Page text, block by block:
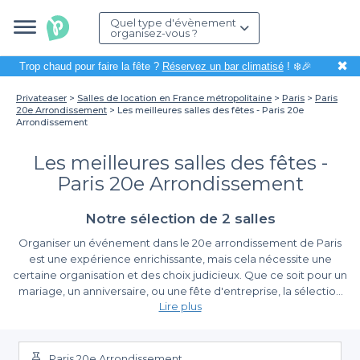
Quel type d'évènement
organisez-vous ?
Trop chaud pour faire la fête ? Réservez un bar climatisé! ❄️🎉 ✖
Privateaser Salles de location en France métropolitaine Paris
Paris
20e Arrondissement
Les meilleures salles des fêtes - Paris 20e
Arrondissement
Les meilleures salles des fêtes -
Paris 20e Arrondissement
Notre sélection de 2 salles
Organiser un événement dans le 20e arrondissement de Paris
est une expérience enrichissante, mais cela nécessite une
certaine organisation et des choix judicieux. Que ce soit pour un
mariage, un anniversaire, ou une fête d'entreprise, la sélection
adaptée est essentielle. Grâce à
un large éventail d'établissements, tous soigneusement
référencés pour répondre à vos attentes.
La simplicité au cœur de l’organisation
Lire plus